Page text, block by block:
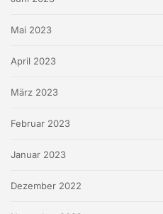
Mai 2023
April 2023
März 2023
Februar 2023
Januar 2023
Dezember 2022